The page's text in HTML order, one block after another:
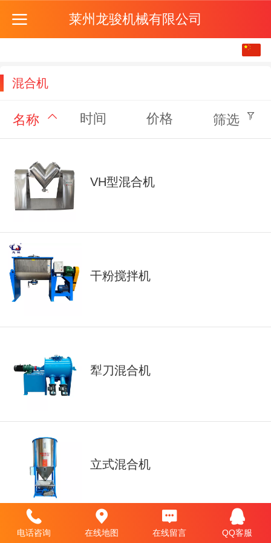
莱州龙骏机械有限公司
混合机
名称 时间 价格 筛选
VH型混合机
干粉搅拌机
犁刀混合机
立式混合机
电话咨询 在线地图 在线留言 QQ客服